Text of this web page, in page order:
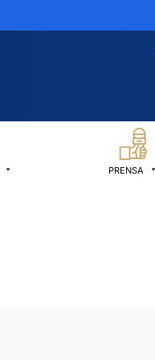
PRENSA